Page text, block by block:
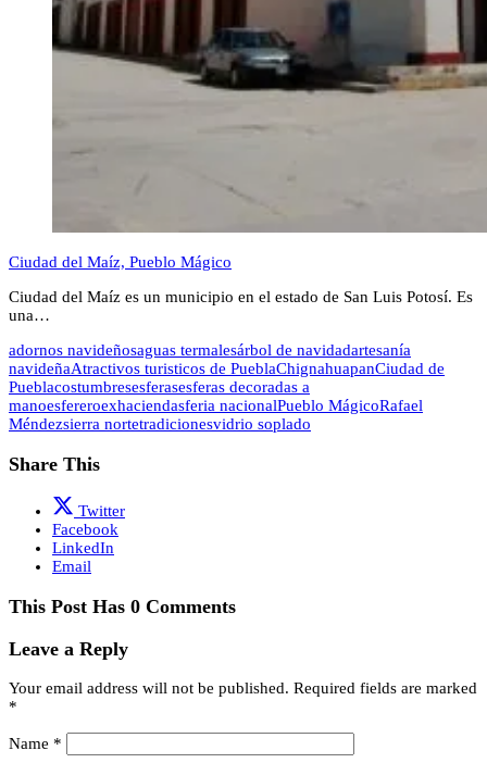
Ciudad del Maíz, Pueblo Mágico
Ciudad del Maíz es un municipio en el estado de San Luis Potosí. Es
una…
adornos navideñosaguas termalesárbol de navidadartesanía
navideñaAtractivos turisticos de PueblaChignahuapanCiudad de
Pueblacostumbresesferasesferas decoradas a
manoesfereroexhaciendasferia nacionalPueblo MágicoRafael
Méndezsierra nortetradicionesvidrio soplado
Share This
Twitter
Facebook
LinkedIn
Email
This Post Has 0 Comments
Leave a Reply
Your email address will not be published. Required fields are marked
*
Name *